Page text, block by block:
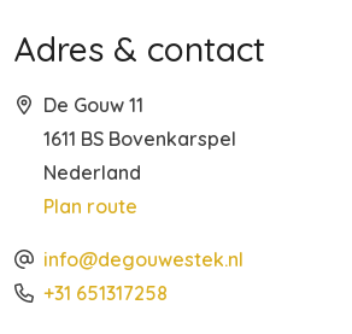
Adres & contact
De Gouw 11
1611 BS Bovenkarspel
Nederland
Plan route
info@degouwestek.nl
+31 651317258